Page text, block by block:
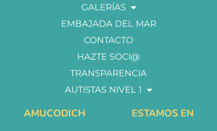
GALERÍAS
EMBAJADA DEL MAR
CONTACTO
HAZTE SOCI@
TRANSPARENCIA
AUTISTAS NIVEL 1
AMUCODICH ESTAMOS EN